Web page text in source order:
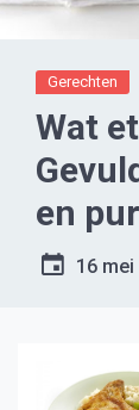
Gerechten
Wat
en
16 mei